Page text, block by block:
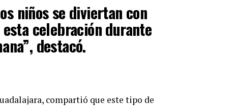
niños se diviertan con
celebración durante
destacó.
compartió que este tipo de